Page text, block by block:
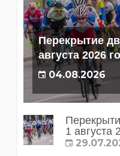
Перекрытие
августа 2026
04.08.2026
1 августа